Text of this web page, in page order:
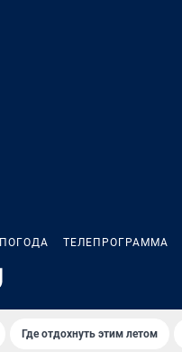
ПОГОДА ТЕЛЕПРОГРАММА
Где отдохнуть этим летом